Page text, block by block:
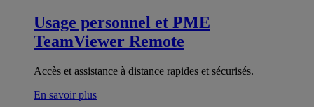
Usage personnel et PME
TeamViewer Remote
Accès et assistance à distance rapides et sécurisés.
En savoir plus